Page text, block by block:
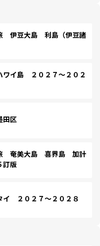
伊豆大島 利島（伊豆諸
イ島 ２０２７～２０２
区
奄美大島 喜界島 加計
訂版
２０２７～２０２８